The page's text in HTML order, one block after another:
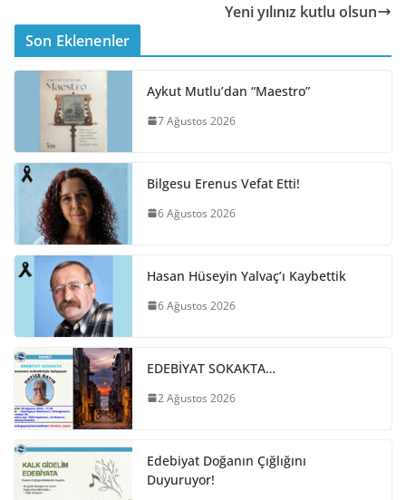
Yeni yılınız kutlu olsun
Son Eklenenler
Aykut Mutlu’dan “Maestro”
7 Ağustos 2026
Bilgesu Erenus Vefat Etti!
6 Ağustos 2026
Hasan Hüseyin Yalvaç’ı Kaybettik
6 Ağustos 2026
EDEBİYAT SOKAKTA…
2 Ağustos 2026
Edebiyat Doğanın Çığlığını
Duyuruyor!